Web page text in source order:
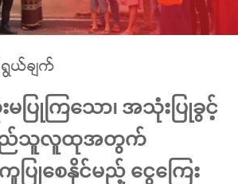
ယ်ချက်
ြုကြသော၊ အသုံးပြုခွင့်
ြည်သူလူထုအတွက်
ြုစေနိုင်မည့် ငွေကြေး